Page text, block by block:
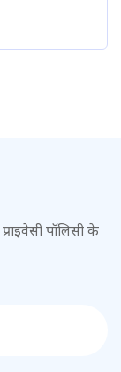
प्राइवेसी पॉलिसीके